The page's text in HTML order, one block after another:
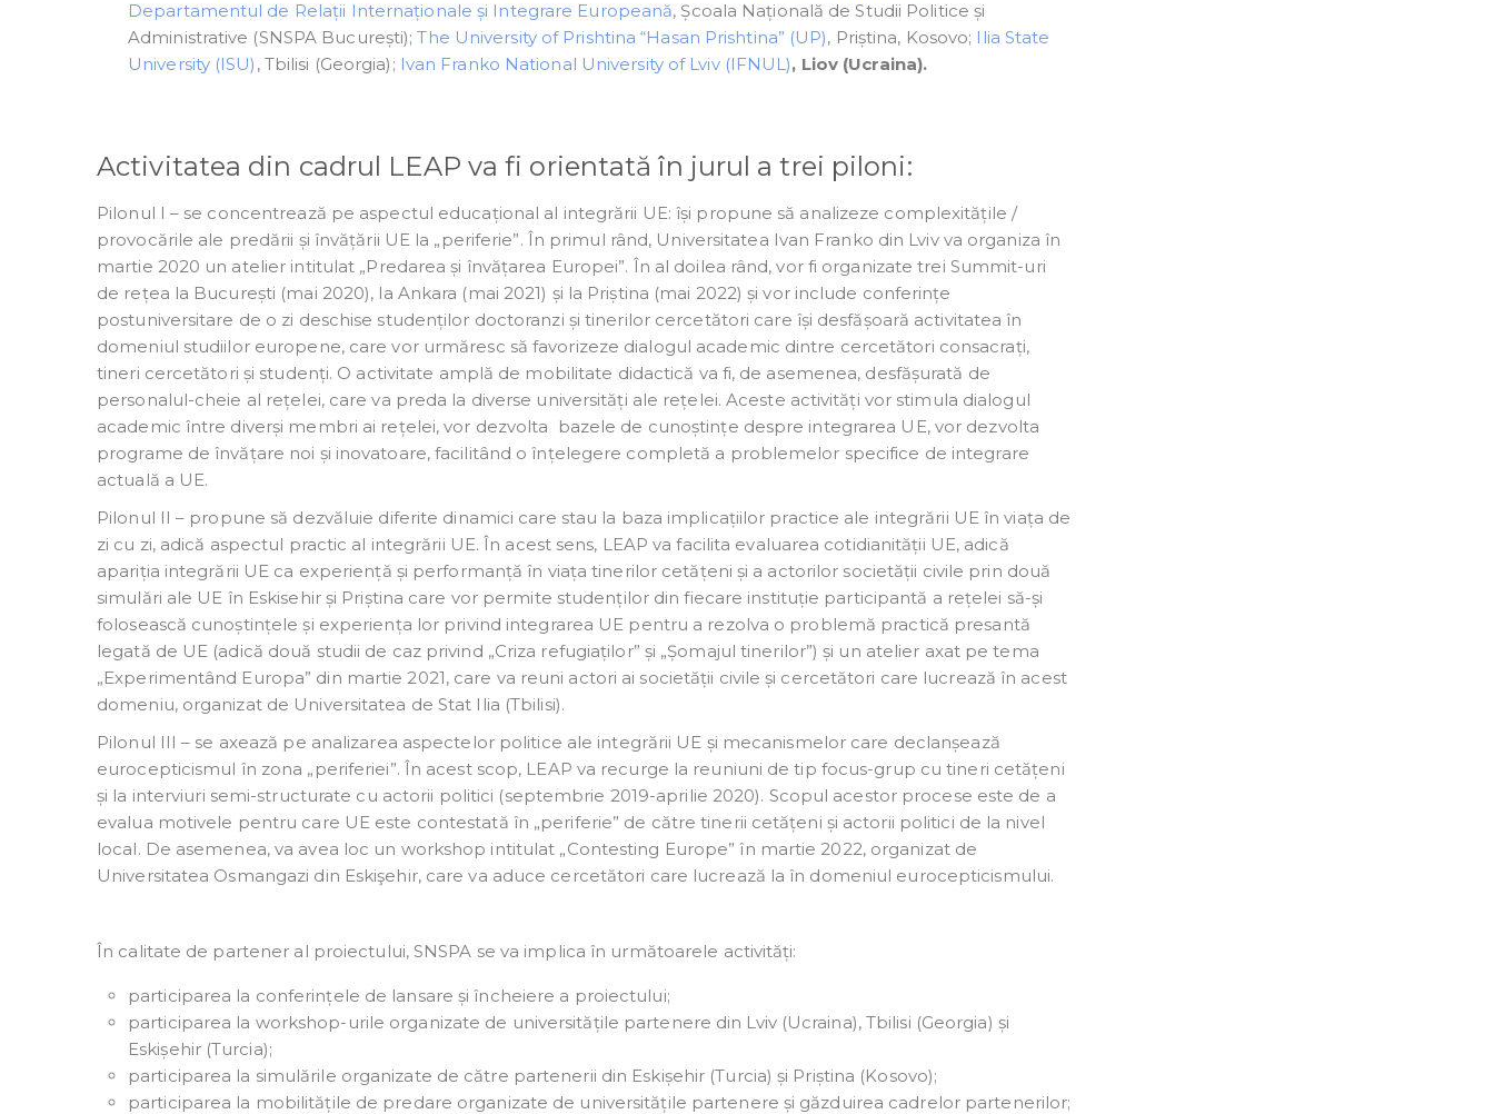
Departamentul de Relații Internaționale și Integrare Europeană, Școala Națională de Studii Politice și
Administrative (SNSPA București);The University of Prishtina “Hasan Prishtina” (UP), Priștina, Kosovo; Ilia State
University (ISU) , Tbilisi (Georgia); Ivan Franko National University of Lviv (IFNUL), Liov (Ucraina).
Activitatea din cadrul LEAP va fi orientată în jurul a trei piloni:
Pilonul I – se concentrează pe aspectul educațional al integrării UE: își propune să analizeze complexitățile /
provocările ale predării și învățării UE la „periferie”. În primul rând, Universitatea Ivan Franko din Lviv va organiza în
martie 2020 un atelier intitulat „Predarea și învățarea Europei”. În al doilea rând, vor fi organizate trei Summit-uri
de rețea la București (mai 2020), la Ankara (mai 2021) și la Priștina (mai 2022) și vor include conferințe
postuniversitare de o zi deschise studenților doctoranzi și tinerilor cercetători care își desfășoară activitatea în
domeniul studiilor europene, care vor urmăresc să favorizeze dialogul academic dintre cercetători consacrați,
tineri cercetători și studenți. O activitate amplă de mobilitate didactică va fi, de asemenea, desfășurată de
personalul-cheie al rețelei, care va preda la diverse universități ale rețelei. Aceste activități vor stimula dialogul
academic între diverși membri ai rețelei, vor dezvolta bazele de cunoștințe despre integrarea UE, vor dezvolta
programe de învățare noi și inovatoare, facilitând o înțelegere completă a problemelor specifice de integrare
actuală a UE.
Pilonul II – propune să dezvăluie diferite dinamici care stau la baza implicațiilor practice ale integrării UE în viața de
zi cu zi, adică aspectul practic al integrării UE. În acest sens, LEAP va facilita evaluarea cotidianității UE, adică
apariția integrării UE ca experiență și performanță în viața tinerilor cetățeni și a actorilor societății civile prin două
simulări ale UE în Eskisehir și Priștina care vor permite studenților din fiecare instituție participantă a rețelei să-și
folosească cunoștințele și experiența lor privind integrarea UE pentru a rezolva o problemă practică presantă
legată de UE (adică două studii de caz privind „Criza refugiaților” și „Șomajul tinerilor”) și un atelier axat pe tema
„Experimentând Europa” din martie 2021, care va reuni actori ai societății civile și cercetători care lucrează în acest
domeniu, organizat de Universitatea de Stat Ilia (Tbilisi).
Pilonul III – se axează pe analizarea aspectelor politice ale integrării UE și mecanismelor care declanșează
eurocepticismul în zona „periferiei”. În acest scop, LEAP va recurge la reuniuni de tip focus-grup cu tineri cetățeni
și la interviuri semi-structurate cu actorii politici (septembrie 2019-aprilie 2020). Scopul acestor procese este de a
evalua motivele pentru care UE este contestată în „periferie” de către tinerii cetățeni și actorii politici de la nivel
local. De asemenea, va avea loc un workshop intitulat „Contesting Europe” în martie 2022, organizat de
Universitatea Osmangazi din Eskişehir, care va aduce cercetători care lucrează la în domeniul eurocepticismului.
În calitate de partener al proiectului, SNSPA se va implica în următoarele activități:
participarea la conferințele de lansare și încheiere a proiectului;
participarea la workshop-urile organizate de universitățile partenere din Lviv (Ucraina), Tbilisi (Georgia) și
Eskișehir (Turcia);
participarea la simulările organizate de către partenerii din Eskișehir (Turcia) și Priștina (Kosovo);
participarea la mobilitățile de predare organizate de universitățile partenere și găzduirea cadrelor partenerilor;